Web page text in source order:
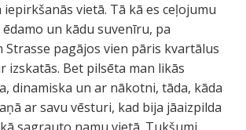
vietā. Tā kā es ceļojumu
un kādu suvenīru, pa
pagājos vien pāris kvartālus
izskatās. Bet pilsēta man likās
dinamiska un ar nākotni, tāda, kāda
ar savu vēsturi, kad bija jāaizpilda